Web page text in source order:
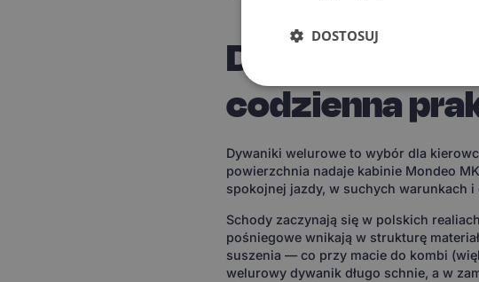
Dywaniki
codzienna
Dywaniki welurowe to wybór dla
powierzchnia nadaje kabinie Mondeo
spokojnej jazdy, w suchych warunkach
Schody zaczynają się w polskich
pośniegowe wnikają w strukturę
suszenia — co przy macie do kombi
welurowy dywanik długo schnie, a w
DOSTOSUJ